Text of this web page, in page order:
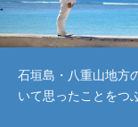
石垣島・八重山地方
いて思ったことをつ